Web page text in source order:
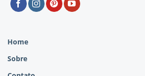
Home
Sobre